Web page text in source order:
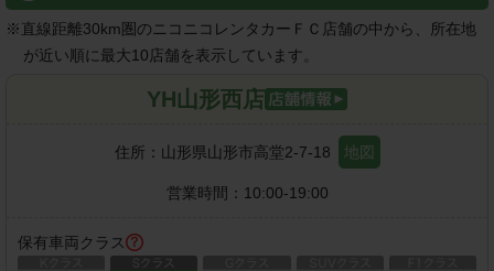
※直線距離30km圏のニコニコレンタカーＦＣ店舗の中から、所在地
が近い順に最大10店舗を表示しています。
YH山形西店
住所： 山形県山形市高堂2-7-18 地図
営業時間： 10:00-19:00
保有車両クラス